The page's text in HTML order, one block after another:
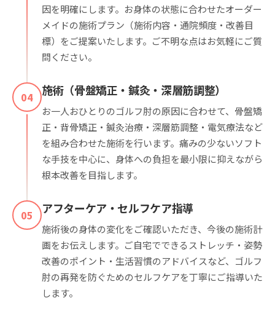
因を明確にします。お身体の状態に合わせたオーダー
メイドの施術プラン（施術内容・通院頻度・改善目
標）をご提案いたします。ご不明な点はお気軽にご質
問ください。
04 施術（骨盤矯正・鍼灸・深層筋調整）
お一人おひとりのゴルフ肘の原因に合わせて、骨盤矯
正・背骨矯正・鍼灸治療・深層筋調整・電気療法など
を組み合わせた施術を行います。痛みの少ないソフト
な手技を中心に、身体への負担を最小限に抑えながら
根本改善を目指します。
05 アフターケア・セルフケア指導
施術後の身体の変化をご確認いただき、今後の施術計
画をお伝えします。ご自宅でできるストレッチ・姿勢
改善のポイント・生活習慣のアドバイスなど、ゴルフ
肘の再発を防ぐためのセルフケアを丁寧にご指導いた
します。